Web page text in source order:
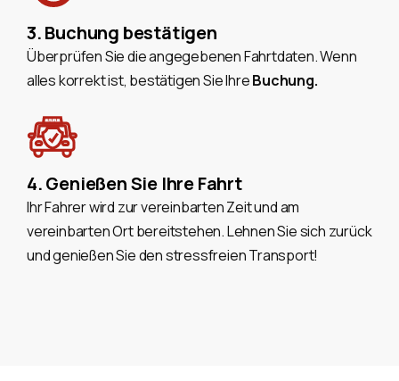
3. Buchung bestätigen
Überprüfen Sie die angegebenen Fahrtdaten. Wenn
alles korrekt ist, bestätigen Sie IhreBuchung.
4. Genießen Sie Ihre Fahrt
Ihr Fahrer wird zur vereinbarten Zeit und am
vereinbarten Ort bereitstehen. Lehnen Sie sich zurück
und genießen Sie den stressfreien Transport!